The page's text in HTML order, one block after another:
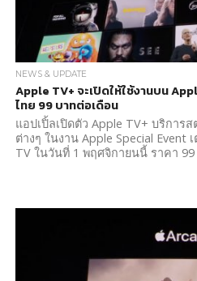
NEWS & UPDATE
Apple TV+ จะเปิดให้ใช้งานบน
ไทย 99 บาทต่อเดือน
แอปเปิ้ลเปิดตัว Apple TV+ บริการ
ต่างๆ ในงาน Apple Special Event
TV ในวันที่ 1 พฤศจิกายนนี้ ราคา